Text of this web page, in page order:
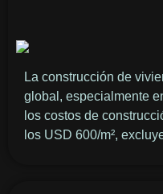
La construcción de
global, especialmente
los costos de
los USD 600/m²,